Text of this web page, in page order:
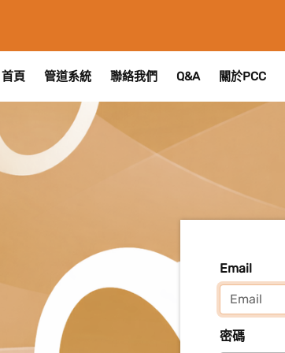
首頁 管道系統 聯絡我們 Q&A 關於PCC
Email
密碼